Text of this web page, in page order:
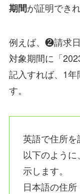
期間が証明でき
例えば、❷請求
対象期間に「
記入すれば、1
す。
英語で住所
以下のよう
示します。
日本語の住